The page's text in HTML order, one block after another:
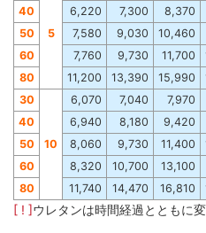
5
40
6,220 7,300 8,370
50
7,580 9,030 10,460
60
7,760 9,730 11,700
80
11,200 13,390 15,990
30
10
6,070 7,040 7,970
40
6,940 8,180 9,420
50
8,060 9,730 11,400
60
8,320 10,700 13,100
80
11,740 14,470 16,810
[ ! ]ウレタンは時間経過とともに